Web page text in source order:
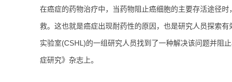
在癌症的药物治疗中，当药物阻止癌细胞的主要存活途径
救。这也就是癌症出现耐药性的原因，也是研究人员探索
实验室(CSHL)的一组研究人员找到了一种解决该问题并阻
症研究》杂志上。